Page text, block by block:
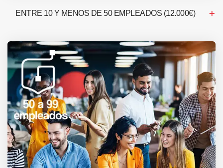
ENTRE 10 Y MENOS DE 50 EMPLEADOS (12.000€)